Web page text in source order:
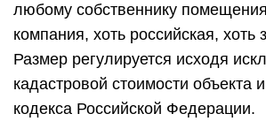
любому собственнику
компания, хоть российская, хоть
Размер регулируется исходя
кадастровой стоимости объекта
кодекса Российской Федерации.